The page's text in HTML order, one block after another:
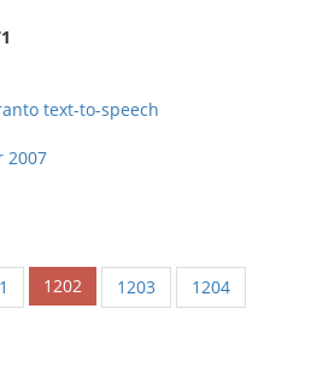
text-to-speech
2007
1202 1203
1204